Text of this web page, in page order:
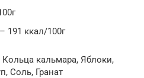
191 ккал/100г
кальмара, Яблоки,
Соль, Гранат